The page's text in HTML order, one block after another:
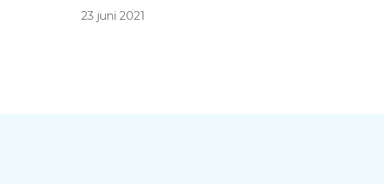
Inge de Liefde van het
23 juni 2021